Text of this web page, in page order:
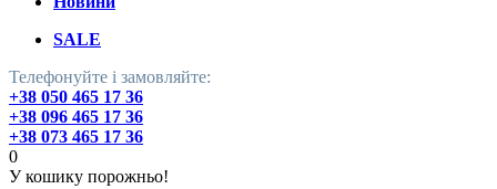
SALE
Телефонуйте і замовляйте:
+38 050 465 17 36
+38 096 465 17 36
+38 073 465 17 36
0
У кошику порожньо!